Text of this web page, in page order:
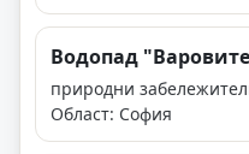
Водопад
природни
Област: София